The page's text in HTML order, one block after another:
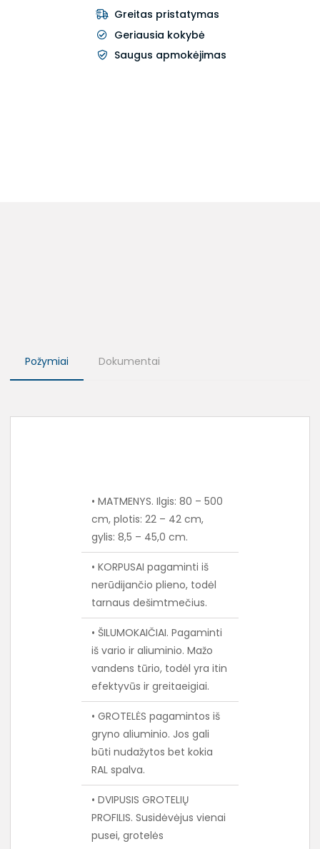
Greitas pristatymas
Geriausia kokybė
Saugus apmokėjimas
Požymiai Dokumentai
• MATMENYS. Ilgis: 80 – 500
cm, plotis: 22 – 42 cm,
gylis: 8,5 – 45,0 cm.
• KORPUSAI pagaminti iš
nerūdijančio plieno, todėl
tarnaus dešimtmečius.
• ŠILUMOKAIČIAI. Pagaminti
iš vario ir aliuminio. Mažo
vandens tūrio, todėl yra itin
efektyvūs ir greitaeigiai.
• GROTELĖS pagamintos iš
gryno aliuminio. Jos gali
būti nudažytos bet kokia
RAL spalva.
• DVIPUSIS GROTELIŲ
PROFILIS. Susidėvėjus vienai
pusei, grotelės